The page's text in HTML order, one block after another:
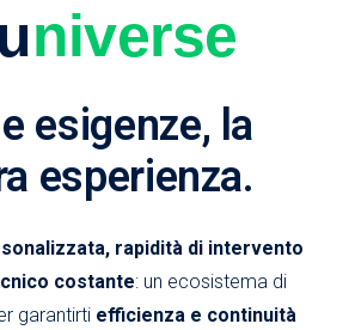
niverse
esigenze, la
esperienza.
rapidità di intervento
costante: un ecosistema di
garantirti efficienza e continuità